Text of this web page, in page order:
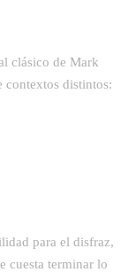
clásico de Mark
contextos distintos:
para el disfraz,
cuesta terminar lo